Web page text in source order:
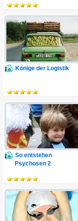
Könige der Logistik
So entstehen
Psychosen 2